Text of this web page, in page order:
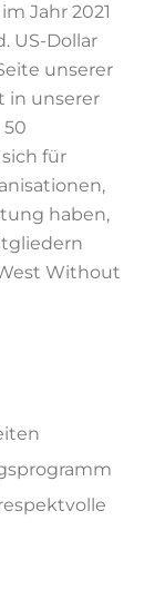
Jahr 2021
US-Dollar
unserer
in unserer
50
für
haben,
Without